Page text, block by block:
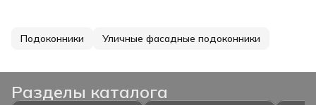
Подоконники Уличные фасадные подоконники
Разделы каталога